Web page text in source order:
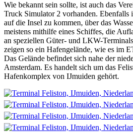
Wie bekannt sein sollte, ist auch das
Truck Simulator 2 vorhanden. Ebenfalls
auf die Insel zu kommen, über das
meistens mithilfe eines Schiffes, die
an speziellen Güter- und LKW-
zeigen so ein Hafengelände, wie es im
Das Gelände befindet sich nahe der
Amsterdam. Es handelt sich um das
Hafenkomplex von IJmuiden gehört.